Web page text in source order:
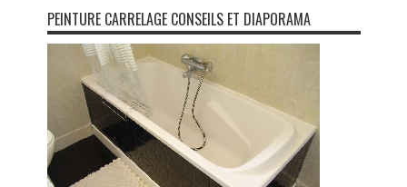
PEINTURE CARRELAGE CONSEILS ET DIAPORAMA